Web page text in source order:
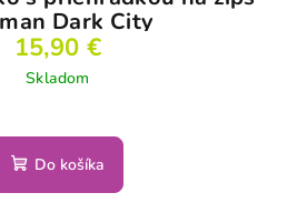
Dark City
15,90 €
Skladom
Do košíka